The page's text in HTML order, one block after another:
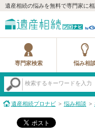
遺産相続の悩みを無料で専門家に
専門家検索 悩み相
検索するキーワードを入力
遺産相続プロナビ 悩み相談